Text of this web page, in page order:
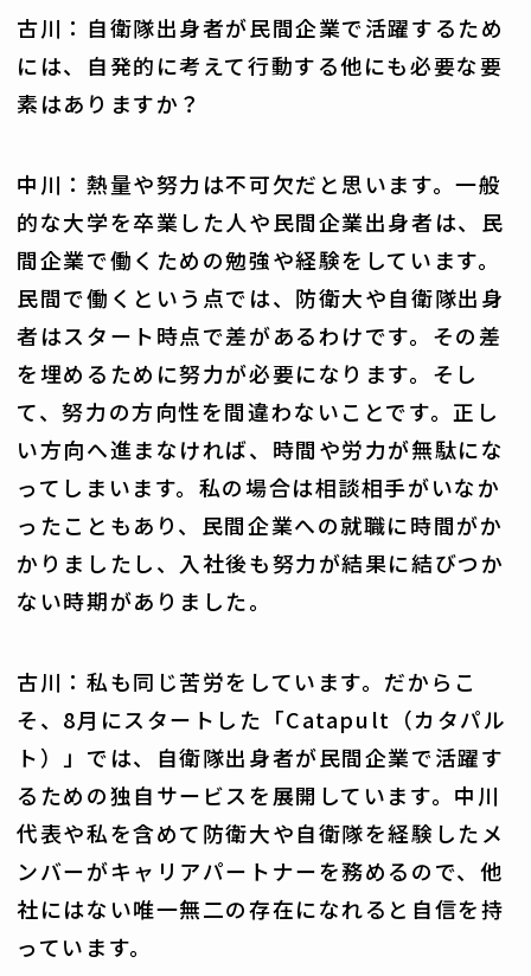
古川：自衛隊出身者が民間企業で活躍するため
には、自発的に考えて行動する他にも必要な要
素はありますか？
中川：熱量や努力は不可欠だと思います。一般
的な大学を卒業した人や民間企業出身者は、民
間企業で働くための勉強や経験をしています。
民間で働くという点では、防衛大や自衛隊出身
者はスタート時点で差があるわけです。その差
を埋めるために努力が必要になります。そし
て、努力の方向性を間違わないことです。正し
い方向へ進まなければ、時間や労力が無駄にな
ってしまいます。私の場合は相談相手がいなか
ったこともあり、民間企業への就職に時間がか
かりましたし、入社後も努力が結果に結びつか
ない時期がありました。
古川：私も同じ苦労をしています。だからこ
そ、8月にスタートした「Catapult（カタパル
ト）」では、自衛隊出身者が民間企業で活躍す
るための独自サービスを展開しています。中川
代表や私を含めて防衛大や自衛隊を経験したメ
ンバーがキャリアパートナーを務めるので、他
社にはない唯一無二の存在になれると自信を持
っています。